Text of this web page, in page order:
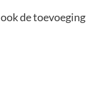
de toevoeging